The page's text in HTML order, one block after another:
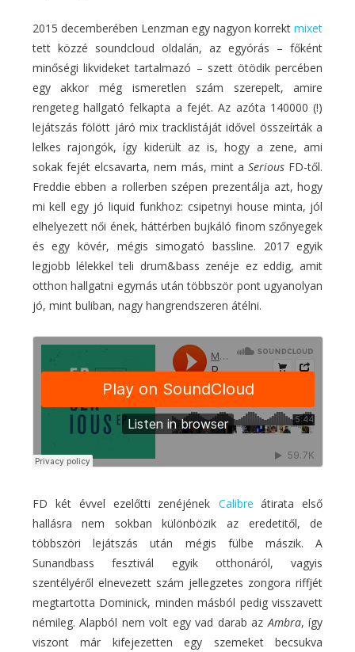
2015 decemberében Lenzman egy nagyon korrektmixet
tett közzé soundcloud oldalán, az egyórás – főként
minőségi likvideket tartalmazó – szett ötödik percében
egy akkor még ismeretlen szám szerepelt, amire
rengeteg hallgató felkapta a fejét. Az azóta 140000 (!)
lejátszás fölött járó mix tracklistáját idővel összeírták a
lelkes rajongók, így kiderült az is, hogy a zene, ami
sokak fejét elcsavarta, nem más, mint aSerious FD-től.
Freddie ebben a rollerben szépen prezentálja azt, hogy
mi kell egy jó liquid funkhoz: csipetnyi house minta, jól
elhelyezett női ének, háttérben bujkáló finom szőnyegek
és egy kövér, mégis simogató bassline. 2017 egyik
legjobb lélekkel teli drum&bass zenéje ez eddig, amit
otthon hallgatni egymás után többször pont ugyanolyan
jó, mint buliban, nagy hangrendszeren átélni.
FD két évvel ezelőtti zenéjének Calibre átirata első
hallásra nem sokban különbözik az eredetitől, de
többszöri lejátszás után mégis fülbe mászik. A
Sunandbass fesztivál egyik otthonáról, vagyis
szentélyéről elnevezett szám jellegzetes zongora riffjét
megtartotta Dominick, minden másból pedig visszavett
némileg. Alapból nem volt egy vad darab az Ambra, így
viszont már kifejezetten egy szemeket becsukva